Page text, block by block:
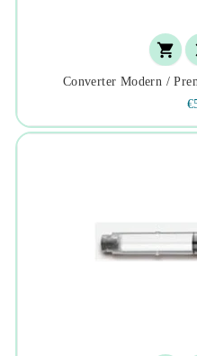

Converter Modern /